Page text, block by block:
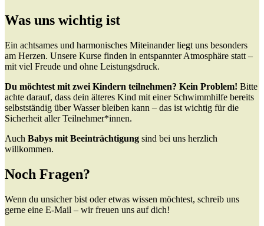
Was uns wichtig ist
Ein achtsames und harmonisches Miteinander liegt uns besonders
am Herzen. Unsere Kurse finden in entspannter Atmosphäre statt –
mit viel Freude und ohne Leistungsdruck.
Du möchtest mit zwei Kindern teilnehmen? Kein Problem! Bitte
achte darauf, dass dein älteres Kind mit einer Schwimmhilfe bereits
selbstständig über Wasser bleiben kann – das ist wichtig für die
Sicherheit aller Teilnehmer*innen.
Auch Babys mit Beeinträchtigung sind bei uns herzlich
willkommen.
Noch Fragen?
Wenn du unsicher bist oder etwas wissen möchtest, schreib uns
gerne eine E-Mail – wir freuen uns auf dich!